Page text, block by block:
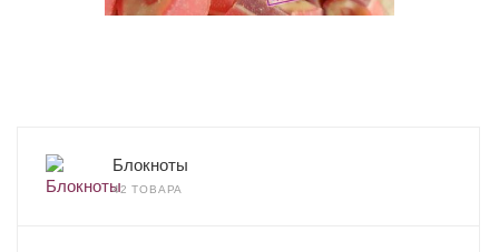
Блокноты
42 ТОВАРА